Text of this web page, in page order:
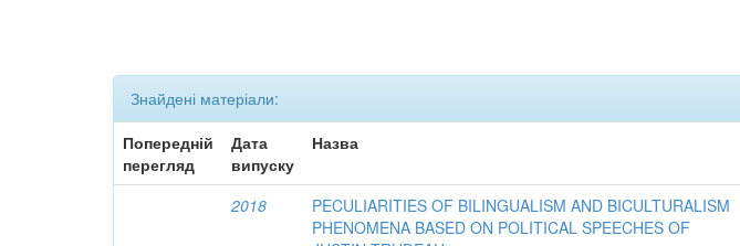
Знайдені матеріали:
Попередній
перегляд
Дата
випуску
Назва
2018
PECULIARITIES OF BILINGUALISM AND BICULTURALISM
PHENOMENA BASED ON POLITICAL SPEECHES OF